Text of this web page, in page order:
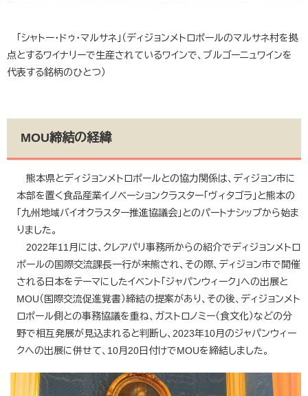
「シャトー・ドゥ・マルサネ」（ディジョンメトロポールのマルサネ村を拠
点とするワイナリーで生産されているワインで、ブルゴーニュワインを
代表する銘柄のひとつ）
MOU締結の経緯
熊本県とディジョンメトロポールとの協力関係は、ディジョン市に
本部を置く食品産業イノベーションクラスター「ヴィタゴラ」と熊本の
「九州地域バイオクラスター推進協議会」とのパートナシップから始ま
りました。
2022年11月には、クレアパリ事務所からの紹介でディジョンメトロ
ポールの国際交流課長一行が来熊され、その際、ディジョン市で開催
される日本をテーマにしたイベント「ジャパンウィーク」への出展と
MOU（国際交流促進覚書）締結の提案があり、その後、ディジョンメト
ロポール側との事務協議を重ね、ガストロノミー（食文化）などの分
野で相互発展が見込まれると判断し、2023年10月のジャパンウィー
クへの出展に併せて、10月20日付けでMOUを締結しました。